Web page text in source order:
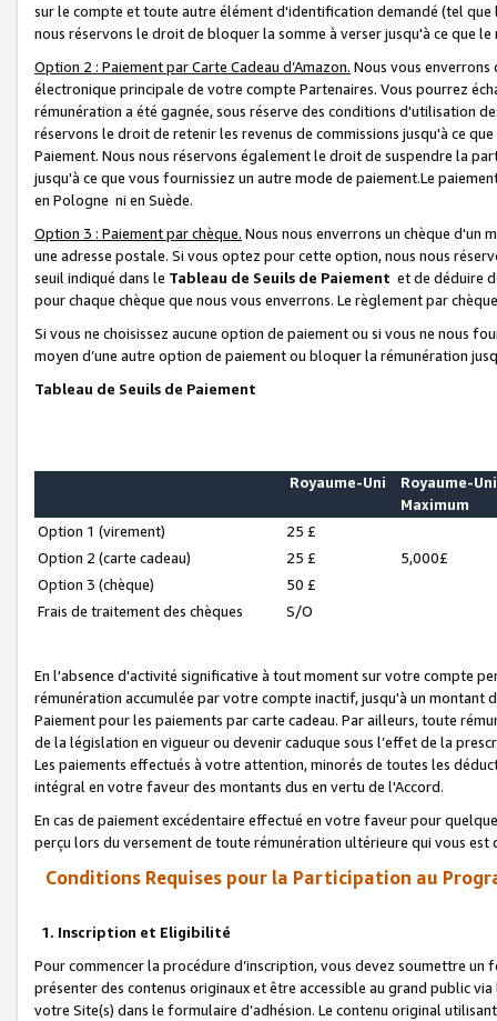
sur le compte et toute autre élément d'identification demandé (tel que
nous réservons le droit de bloquer la somme à verser jusqu'à ce que
Option 2 : Paiement par Carte Cadeau d’Amazon. Nous vous
électronique principale de votre compte Partenaires. Vous pourrez
rémunération a été gagnée, sous réserve des conditions d'utilisation
réservons le droit de retenir les revenus de commissions jusqu'à ce
Paiement. Nous nous réservons également le droit de suspendre la
jusqu'à ce que vous fournissiez un autre mode de paiement.Le
en Pologne ni en Suède.
Option 3 : Paiement par chèque. Nous nous enverrons un chèque d'un
une adresse postale. Si vous optez pour cette option, nous nous
seuil indiqué dans le Tableau de Seuils de Paiement et de déduire
pour chaque chèque que nous vous enverrons. Le règlement par
Si vous ne choisissez aucune option de paiement ou si vous ne nous
moyen d’une autre option de paiement ou bloquer la rémunération
Tableau de Seuils de Paiement
Royaume-Uni
Royaume-Uni
Maximum
Option 1 (virement)
25 £
Option 2 (carte cadeau)
25 £
5,000£
Option 3 (chèque)
50 £
Frais de traitement des chèques
S/O
En l'absence d'activité significative à tout moment sur votre compte
rémunération accumulée par votre compte inactif, jusqu'à un montant
Paiement pour les paiements par carte cadeau. Par ailleurs, toute
de la législation en vigueur ou devenir caduque sous l’effet de la
Les paiements effectués à votre attention, minorés de toutes les
intégral en votre faveur des montants dus en vertu de l'Accord.
En cas de paiement excédentaire effectué en votre faveur pour
perçu lors du versement de toute rémunération ultérieure qui vous est
Conditions Requises pour la Participation au
1. Inscription et Eligibilité
Pour commencer la procédure d’inscription, vous devez soumettre
présenter des contenus originaux et être accessible au grand public
votre Site(s) dans le formulaire d’adhésion. Le contenu original